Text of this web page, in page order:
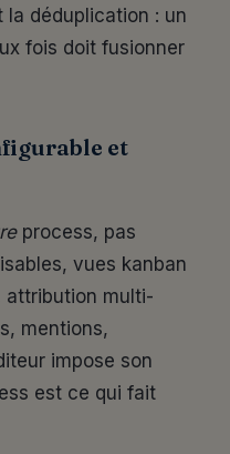
la déduplication : un
fois doit fusionner
et
process, pas
vues kanban
attribution multi-
mentions,
impose son
est ce qui fait